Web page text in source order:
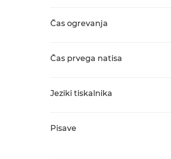
Čas ogrevanja
Čas prvega natisa
Jeziki tiskalnika
Pisave